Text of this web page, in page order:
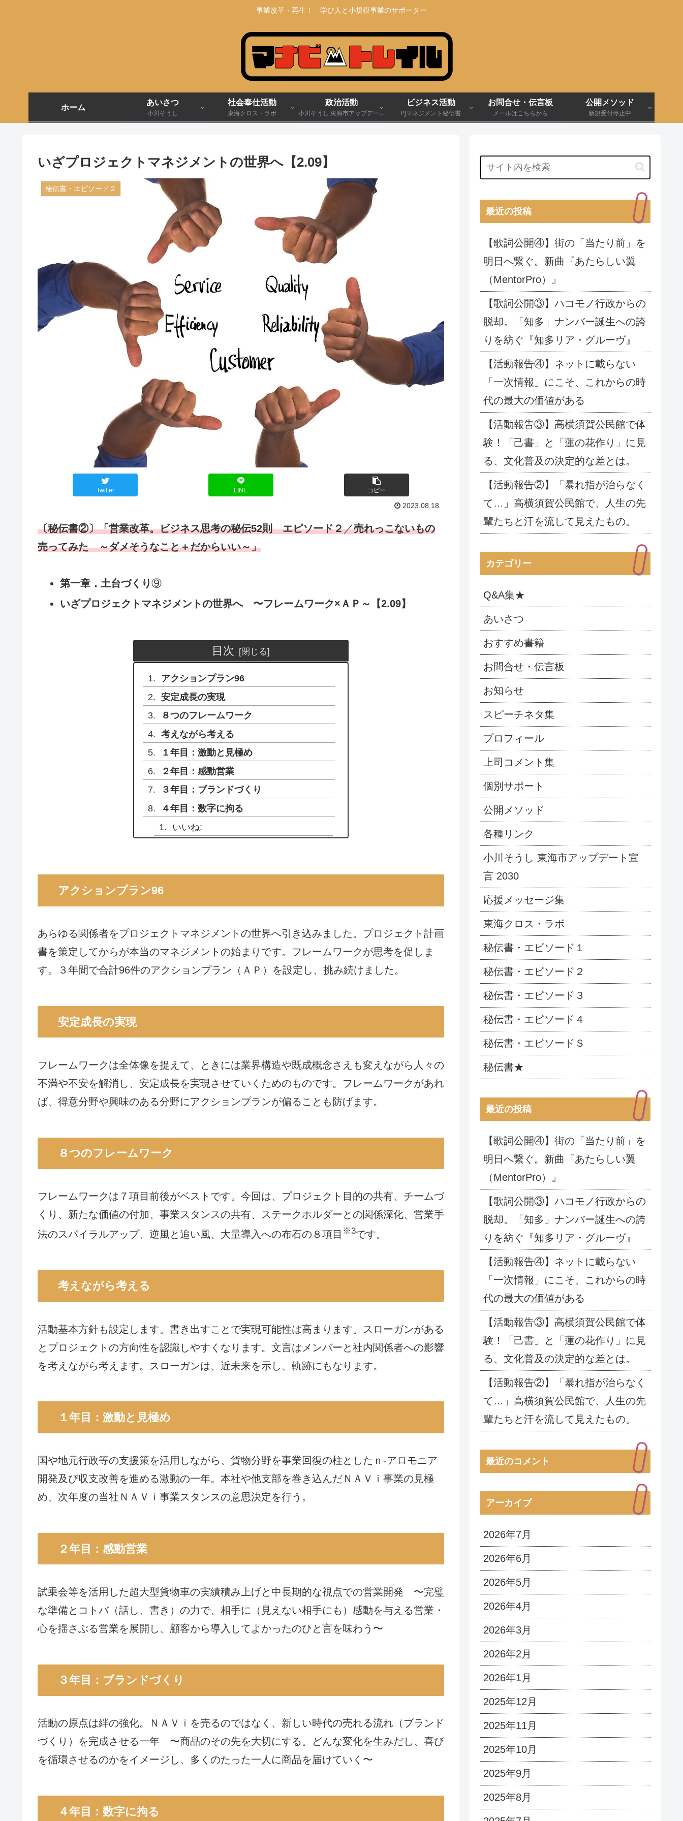
事業改革・再生！ 学び人と小規模事業のサポーター
ホーム
あいさつ
小川そうし
社会奉仕活動
東海クロス・ラボ
政治活動
小川そうし 東海市アップデート
宣言 2030
ビジネス活動
PJマネジメント秘伝書
お問合せ・伝言板
メールはこちらから
公開メソッド
新規受付停止中
いざプロジェクトマネジメントの世界へ【2.09】
秘伝書・エピソード２
Twitter LINE コピー
2023.08.18
〔秘伝書②〕「営業改革。ビジネス思考の秘伝52則 エピソード２／売れっこないもの
売ってみた ～ダメそうなこと＋だからいい～」
第一章．土台づくり⑨
いざプロジェクトマネジメントの世界へ 〜フレームワーク×ＡＰ～【2.09】
目次
アクションプラン96
安定成長の実現
８つのフレームワーク
考えながら考える
１年目：激動と見極め
２年目：感動営業
３年目：ブランドづくり
４年目：数字に拘る
いいね:
アクションプラン96
あらゆる関係者をプロジェクトマネジメントの世界へ引き込みました。プロジェクト計画
書を策定してからが本当のマネジメントの始まりです。フレームワークが思考​を促しま
す。３年間で合計96件のアクションプラン（ＡＰ）を設定し、挑み続けました。
安定成長の実現
フレームワークは全体像を捉えて、ときには業界構造や既成概念さえも変えながら人々の
不満や不安を解消し、安定成長を実現させていくためのものです。フレームワークがあれ
ば、得意分野や興味のある分野にアクションプランが偏ることも防げます。
８つのフレームワーク
フレームワークは７項目前後がベストです。今回は、プロジェクト目的の共有、チームづ
くり、新たな価値の付加、事業スタンスの共有、ステークホルダーとの関係深化、営業手
法のスパイラルアップ、逆風と追い風、大量導入への布石の８項目 ※3です。
考えながら考える
活動基本方針も設定します。書き出すことで実現可能性は高まります。スローガンがある
とプロジェクトの方向性を認識しやすくなります。文言はメンバーと社内関係者への影響
を考えながら考えます。スローガンは、近未来を示し、軌跡にもなります。
１年目：激動と見極め
国や地元行政等の支援策を活用しながら、貨物分野を事業回復の柱としたｎ-アロモニア
開発及び収支改善を進める激動の一年。本社や他支部を巻き込んだＮＡＶｉ事業の見極
め、次年度の当社ＮＡＶｉ事業スタンスの意思決定を行う。
２年目：感動営業
試乗会等を活用した超大型貨物車の実績積み上げと中長期的な視点での営業開発 〜完璧
な準備とコトバ（話し、書き）の力で、相手に（見えない相手にも）感動を与える営業・
心を揺さぶる営業を展開し、顧客から導入してよかったのひと言を味わう〜
３年目：ブランドづくり
活動の原点は絆の強化。ＮＡＶｉを売るのではなく、新しい時代の売れる流れ（ブランド
づくり）を完成させる一年 〜商品のその先を大切にする。どんな変化を生みだし、喜び
を循環させるのかをイメージし、多くのたった一人に商品を届けていく〜
４年目：数字に拘る
最近の投稿
【歌詞公開④】街の「当たり前」を
明日へ繋ぐ。新曲『あたらしい翼
（MentorPro）』
【歌詞公開③】ハコモノ行政からの
脱却。「知多」ナンバー誕生への誇
りを紡ぐ『知多リア・グルーヴ』
【活動報告④】ネットに載らない
「一次情報」にこそ、これからの時
代の最大の価値がある
【活動報告③】高横須賀公民館で体
験！「己書」と「蓮の花作り」に見
る、文化普及の決定的な差とは。
【活動報告②】「暴れ指が治らなく
て…」高横須賀公民館で、人生の先
輩たちと汗を流して見えたもの。
カテゴリー
Q&A集★
あいさつ
おすすめ書籍
お問合せ・伝言板
お知らせ
スピーチネタ集
プロフィール
上司コメント集
個別サポート
公開メソッド
各種リンク
小川そうし 東海市アップデート宣
言 2030
応援メッセージ集
東海クロス・ラボ
秘伝書・エピソード１
秘伝書・エピソード２
秘伝書・エピソード３
秘伝書・エピソード４
秘伝書・エピソードＳ
秘伝書★
最近の投稿
【歌詞公開④】街の「当たり前」を
明日へ繋ぐ。新曲『あたらしい翼
（MentorPro）』
【歌詞公開③】ハコモノ行政からの
脱却。「知多」ナンバー誕生への誇
りを紡ぐ『知多リア・グルーヴ』
【活動報告④】ネットに載らない
「一次情報」にこそ、これからの時
代の最大の価値がある
【活動報告③】高横須賀公民館で体
験！「己書」と「蓮の花作り」に見
る、文化普及の決定的な差とは。
【活動報告②】「暴れ指が治らなく
て…」高横須賀公民館で、人生の先
輩たちと汗を流して見えたもの。
最近のコメント
アーカイブ
2026年7月
2026年6月
2026年5月
2026年4月
2026年3月
2026年2月
2026年1月
2025年12月
2025年11月
2025年10月
2025年9月
2025年8月